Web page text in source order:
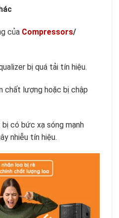
của Compressors/
bị quá tải tín hiệu.
chất lượng hoặc bị chập
có bức xạ sóng mạnh
nhiễu tín hiệu.